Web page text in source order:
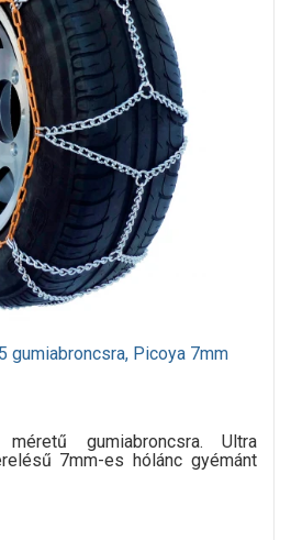
gumiabroncsra, Picoya 7mm
gumiabroncsra. Ultra
7mm-es hólánc gyémánt